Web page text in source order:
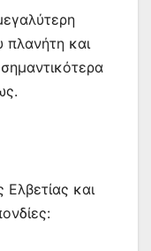
πλανήτη και
Ελβετίας και